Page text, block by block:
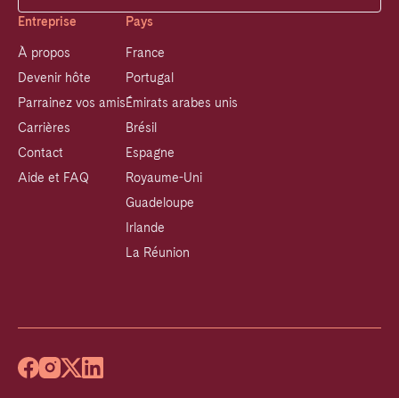
Entreprise
À propos
Devenir hôte
Parrainez vos amis
Carrières
Contact
Aide et FAQ
Pays
France
Portugal
Émirats arabes unis
Brésil
Espagne
Royaume-Uni
Guadeloupe
Irlande
La Réunion